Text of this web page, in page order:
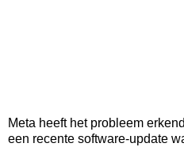
Meta heeft het probleem
een recente software-update